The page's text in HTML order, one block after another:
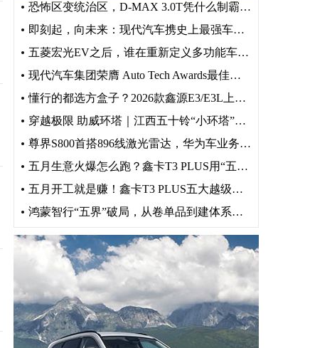
恐怖区变统治区，D-MAX 3.0T凭什么制霸英吾斯塘
即刻起，向未来：现代汽车携史上最强车队与机器人阵容护航202
五菱宏光EV之后，谁在重新定义多功能车？向上V6给出了答案
现代汽车集团荣膺 Auto Tech Awards最佳汽车制
懂行的都选方盒子？2026款鑫源E3/E3L上市在即
穿越极限 助威环塔｜江西五十铃“小环塔”穿越之旅圆满收官
尊界S800首搭896线激光雷达，华为车业务“一盘棋”再落重
五月生意火爆怎么跑？鑫卡T3 PLUS用“五大越级”撑起你的
五月开工就是赚！鑫卡T3 PLUS五大越级，微卡界的创富硬通
鸿蒙智行“五界”破局，从卷单品到建体系重构出行版图